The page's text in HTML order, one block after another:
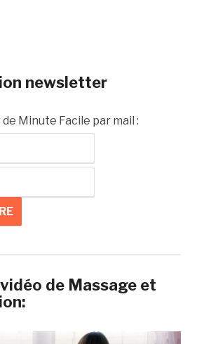
newsletter
Minute Facile par mail :
de Massage et